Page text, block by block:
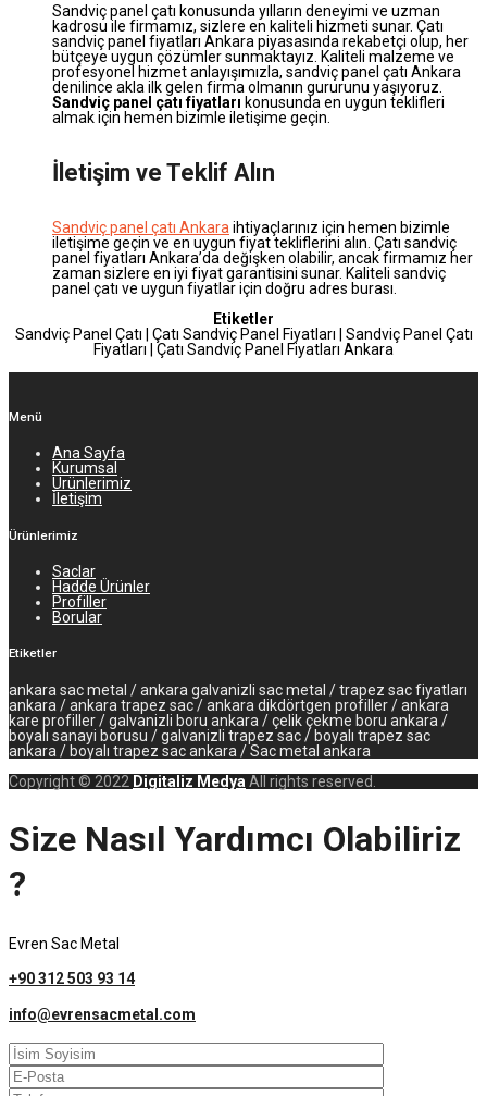
Sandviç panel çatı konusunda yılların deneyimi ve uzman
kadrosu ile firmamız, sizlere en kaliteli hizmeti sunar. Çatı
sandviç panel fiyatları Ankara piyasasında rekabetçi olup, her
bütçeye uygun çözümler sunmaktayız. Kaliteli malzeme ve
profesyonel hizmet anlayışımızla, sandviç panel çatı Ankara
denilince akla ilk gelen firma olmanın gururunu yaşıyoruz.
Sandviç panel çatı fiyatları konusunda en uygun teklifleri
almak için hemen bizimle iletişime geçin.
İletişim ve Teklif Alın
Sandviç panel çatı Ankaraihtiyaçlarınız için hemen bizimle
iletişime geçin ve en uygun fiyat tekliflerini alın. Çatı sandviç
panel fiyatları Ankara’da değişken olabilir, ancak firmamız her
zaman sizlere en iyi fiyat garantisini sunar. Kaliteli sandviç
panel çatı ve uygun fiyatlar için doğru adres burası.
Etiketler
Sandviç Panel Çatı | Çatı Sandviç Panel Fiyatları | Sandviç Panel Çatı
Fiyatları | Çatı Sandviç Panel Fiyatları Ankara
Menü
Ana Sayfa
Kurumsal
Ürünlerimiz
İletişim
Ürünlerimiz
Saclar
Hadde Ürünler
Profiller
Borular
Etiketler
ankara sac metal / ankara galvanizli sac metal / trapez sac fiyatları
ankara / ankara trapez sac / ankara dikdörtgen profiller / ankara
kare profiller / galvanizli boru ankara / çelik çekme boru ankara /
boyalı sanayi borusu / galvanizli trapez sac / boyalı trapez sac
ankara / boyalı trapez sac ankara / Sac metal ankara
Copyright © 2022 Digitaliz Medya All rights reserved.
Size Nasıl Yardımcı Olabiliriz
?
Evren Sac Metal
+90 312 503 93 14
info@evrensacmetal.com